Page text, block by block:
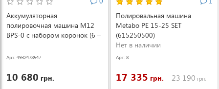
Аккумуляторная
полировочная машина M12
BPS-0 с набором коронок (6 –
Арт: 4932478547
10 680 грн.
Полировальная машина
Metabo PE 15-25 SET
(615250500)
Нет в наличии
Арт: 8
17 335 грн. 23 190грн.